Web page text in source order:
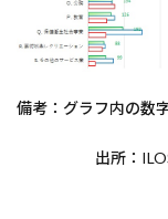
備考：グラフ内の数
出所：